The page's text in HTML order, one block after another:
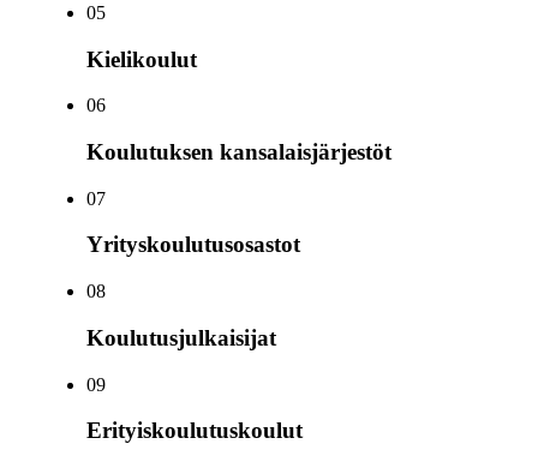
05
Kielikoulut
06
Koulutuksen kansalaisjärjestöt
07
Yrityskoulutusosastot
08
Koulutusjulkaisijat
09
Erityiskoulutuskoulut